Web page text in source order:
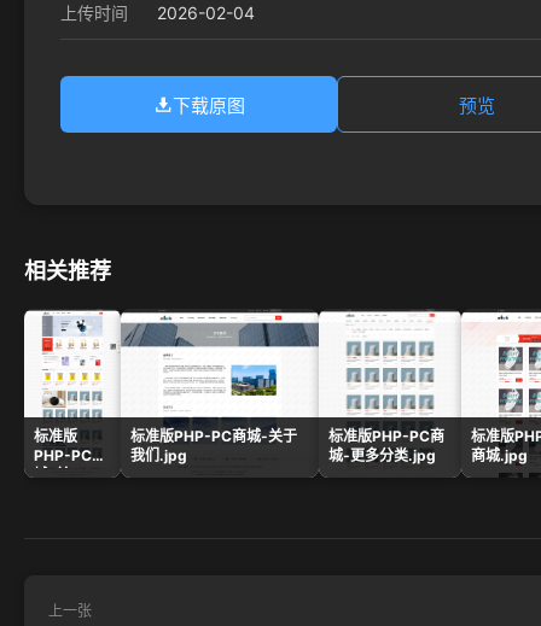
上传时间 2026-02-04
下载原图 预览
相关推荐
标准版
PHP-PC商
城-首
标准版PHP-PC商城-关于
我们.jpg
标准版PHP-PC商
城-更多分类.jpg
标准版
商城.jpg
上一张